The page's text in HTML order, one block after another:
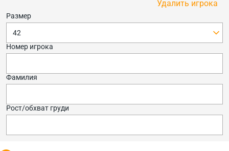
Удалить игрока
Размер
42
Номер игрока
Фамилия
Рост/обхват груди